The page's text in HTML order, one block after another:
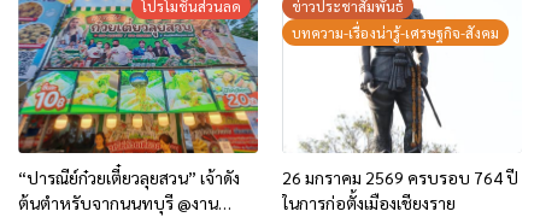
โปรโมชั่นส่วนลด
“ปารณีย์ก๋วยเตี๋ยวลุยสวน” เจ้าดัง
ต้นตำหรับจากนนทบุรี @งาน
ข่าวประชาสัมพันธ์
บทความ-เรื่องน่ารู้-เศรษฐกิจ-สังคม
26 มกราคม 2569 ครบรอบ 764 ปี
ในการก่อตั้งเมืองเชียงราย